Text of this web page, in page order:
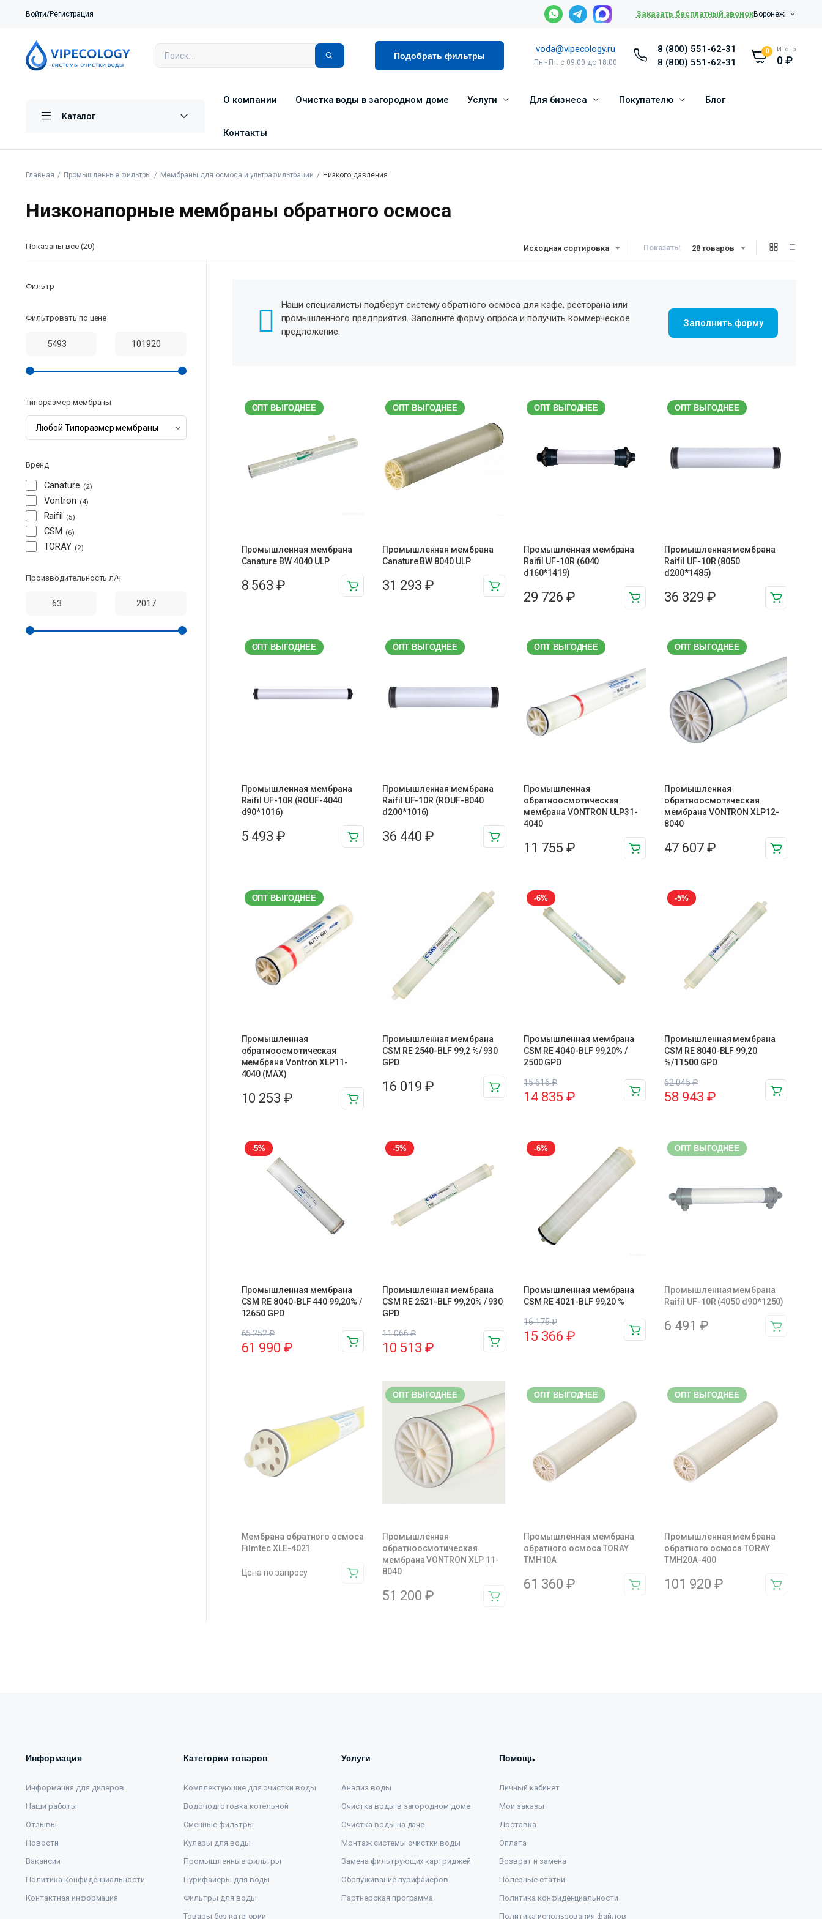
Войти/Регистрация Заказать бесплатный звонокВоронеж
Подобрать фильтры
voda@vipecology.ru
Пн - Пт: с 09:00 до 18:00
8 (800) 551-62-31
8 (800) 551-62-31
0 Итого
0₽
Каталог
О компании Очистка воды в загородном доме Услуги Для бизнеса Покупателю Блог
Контакты
Главная Промышленные фильтры Мембраны для осмоса и ультрафильтрации Низкого давления
Низконапорные мембраны обратного осмоса
Исходная сортировка Показать: 28 товаров
Показаны все (20)
Наши специалисты подберут систему обратного осмоса для кафе, ресторана или
промышленного предприятия. Заполните форму опроса и получить коммерческое
предложение.
Заполнить форму
ОПТ ВЫГОДНЕЕ
Промышленная мембрана
Canature BW 4040 ULP
8 563₽
ОПТ ВЫГОДНЕЕ
Промышленная мембрана
Canature BW 8040 ULP
31 293 ₽
ОПТ ВЫГОДНЕЕ
Промышленная мембрана
Raifil UF-10R (6040
d160*1419)
29 726 ₽
ОПТ ВЫГОДНЕЕ
Промышленная мембрана
Raifil UF-10R (8050
d200*1485)
36 329₽
ОПТ ВЫГОДНЕЕ
Промышленная мембрана
Raifil UF-10R (ROUF-4040
d90*1016)
5 493₽
ОПТ ВЫГОДНЕЕ
Промышленная мембрана
Raifil UF-10R (ROUF-8040
d200*1016)
36 440 ₽
ОПТ ВЫГОДНЕЕ
Промышленная
обратноосмотическая
мембрана VONTRON ULP31-
4040
11 755 ₽
ОПТ ВЫГОДНЕЕ
Промышленная
обратноосмотическая
мембрана VONTRON XLP12-
8040
47 607₽
ОПТ ВЫГОДНЕЕ
Промышленная
обратноосмотическая
мембрана Vontron XLP11-
4040 (MAX)
10 253₽
Промышленная мембрана
CSM RE 2540-BLF 99,2 %/ 930
GPD
16 019 ₽
-6%
Промышленная мембрана
CSM RE 4040-BLF 99,20% /
2500 GPD
15 616₽
14 835 ₽
-5%
Промышленная мембрана
CSM RE 8040-BLF 99,20
%/11500 GPD
62 045₽
58 943₽
-5%
Промышленная мембрана
CSM RE 8040-BLF 440 99,20% /
12650 GPD
65 252₽
61 990₽
-5%
Промышленная мембрана
CSM RE 2521-BLF 99,20% / 930
GPD
11 066₽
10 513 ₽
-6%
Промышленная мембрана
CSM RE 4021-BLF 99,20 %
16 175₽
15 366 ₽
ОПТ ВЫГОДНЕЕ
Промышленная мембрана
Raifil UF-10R (4050 d90*1250)
6 491₽
Мембрана обратного осмоса
Filmtec XLE-4021
Цена по запросу
ОПТ ВЫГОДНЕЕ
Промышленная
обратноосмотическая
мембрана VONTRON XLP 11-
8040
51 200 ₽
ОПТ ВЫГОДНЕЕ
Промышленная мембрана
обратного осмоса TORAY
TMH10A
61 360 ₽
ОПТ ВЫГОДНЕЕ
Промышленная мембрана
обратного осмоса TORAY
TMH20A-400
101 920₽
Фильтр
Фильтровать по цене
Типоразмер мембраны
Бренд
Canature 2
Vontron 4
Raifil 5
CSM 6
TORAY 2
Производительность л/ч
Информация
Информация для дилеров
Наши работы
Отзывы
Новости
Вакансии
Политика конфиденциальности
Контактная информация
Категории товаров
Комплектующие для очистки воды
Водоподготовка котельной
Сменные фильтры
Кулеры для воды
Промышленные фильтры
Пурифайеры для воды
Фильтры для воды
Товары без категории
Услуги
Анализ воды
Очистка воды в загородном доме
Очистка воды на даче
Монтаж системы очистки воды
Замена фильтрующих картриджей
Обслуживание пурифайеров
Партнерская программа
Помощь
Личный кабинет
Мои заказы
Доставка
Оплата
Возврат и замена
Полезные статьи
Политика конфиденциальности
Политика использования файлов